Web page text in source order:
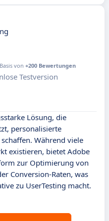
von +200 Bewertungen
Testversion
Lösung, die
personalisierte
Während viele
existieren, bietet Adobe
zur Optimierung von
Conversion-Raten, was
zu UserTesting macht.